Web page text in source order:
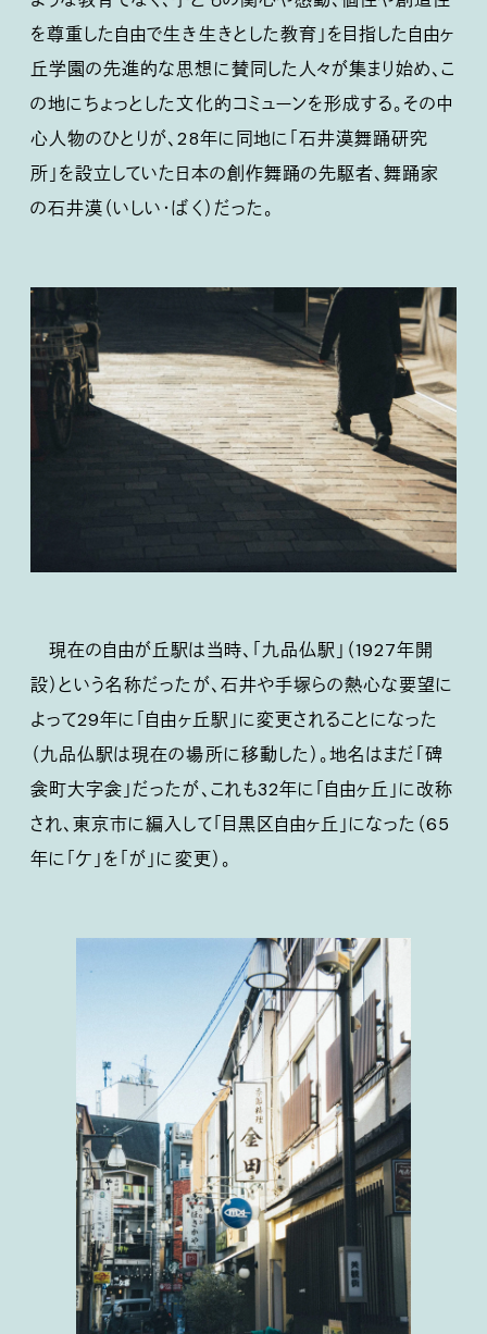
を尊重した自由で生き生きとした教育」を目指した自由ヶ
丘学園の先進的な思想に賛同した人々が集まり始め、こ
の地にちょっとした文化的コミューンを形成する。その中
心人物のひとりが、28年に同地に「石井漠舞踊研究
所」を設立していた日本の創作舞踊の先駆者、舞踊家
の石井漠（いしい・ばく）だった。
現在の自由が丘駅は当時、「九品仏駅」（1927年開
設）という名称だったが、石井や手塚らの熱心な要望に
よって29年に「自由ヶ丘駅」に変更されることになった
（九品仏駅は現在の場所に移動した）。地名はまだ「碑
衾町大字衾」だったが、これも32年に「自由ヶ丘」に改称
され、東京市に編入して「目黒区自由ヶ丘」になった（65
年に「ケ」を「が」に変更）。